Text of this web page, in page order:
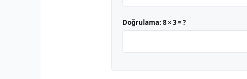
Doğrulama: 8 × 3 = ?